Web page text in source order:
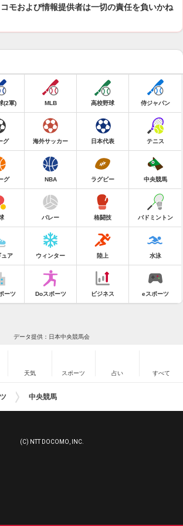
モおよび情報提供者は一切の責任を負いかね
(2軍) MLB 高校野球 侍ジャパン
グ 海外サッカー 日本代表 テニス
グ NBA ラグビー 中央競馬
バレー 格闘技 バドミントン
ュア ウィンター 陸上 水泳
ーツ Doスポーツ ビジネス eスポーツ
データ提供：日本中央競馬会
天気 スポーツ 占い すべて
中央競馬
(C) NTT DOCOMO, INC.